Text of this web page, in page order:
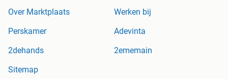
Over Marktplaats
Werken bij
Perskamer
Adevinta
2dehands
2ememain
Sitemap